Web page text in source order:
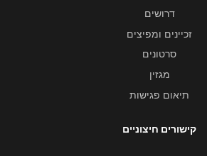
דרושים
זכיינים ומפיצים
סרטונים
מגזין
תיאום פגישות
קישורים חיצוניים